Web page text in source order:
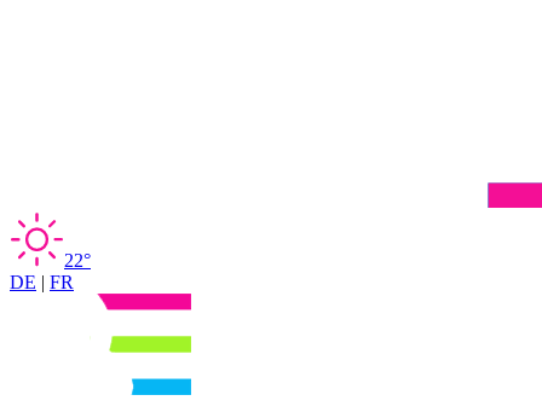
22°
DE | FR